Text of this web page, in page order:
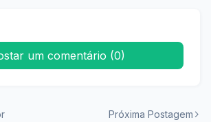
um comentário (0)
Próxima Postagem